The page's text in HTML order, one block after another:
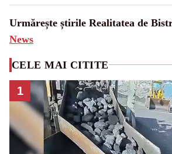
Urmărește știrile Realitatea de
News
CELE MAI CITITE
1